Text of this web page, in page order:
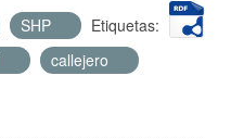
SHP
Etiquetas:
callejero